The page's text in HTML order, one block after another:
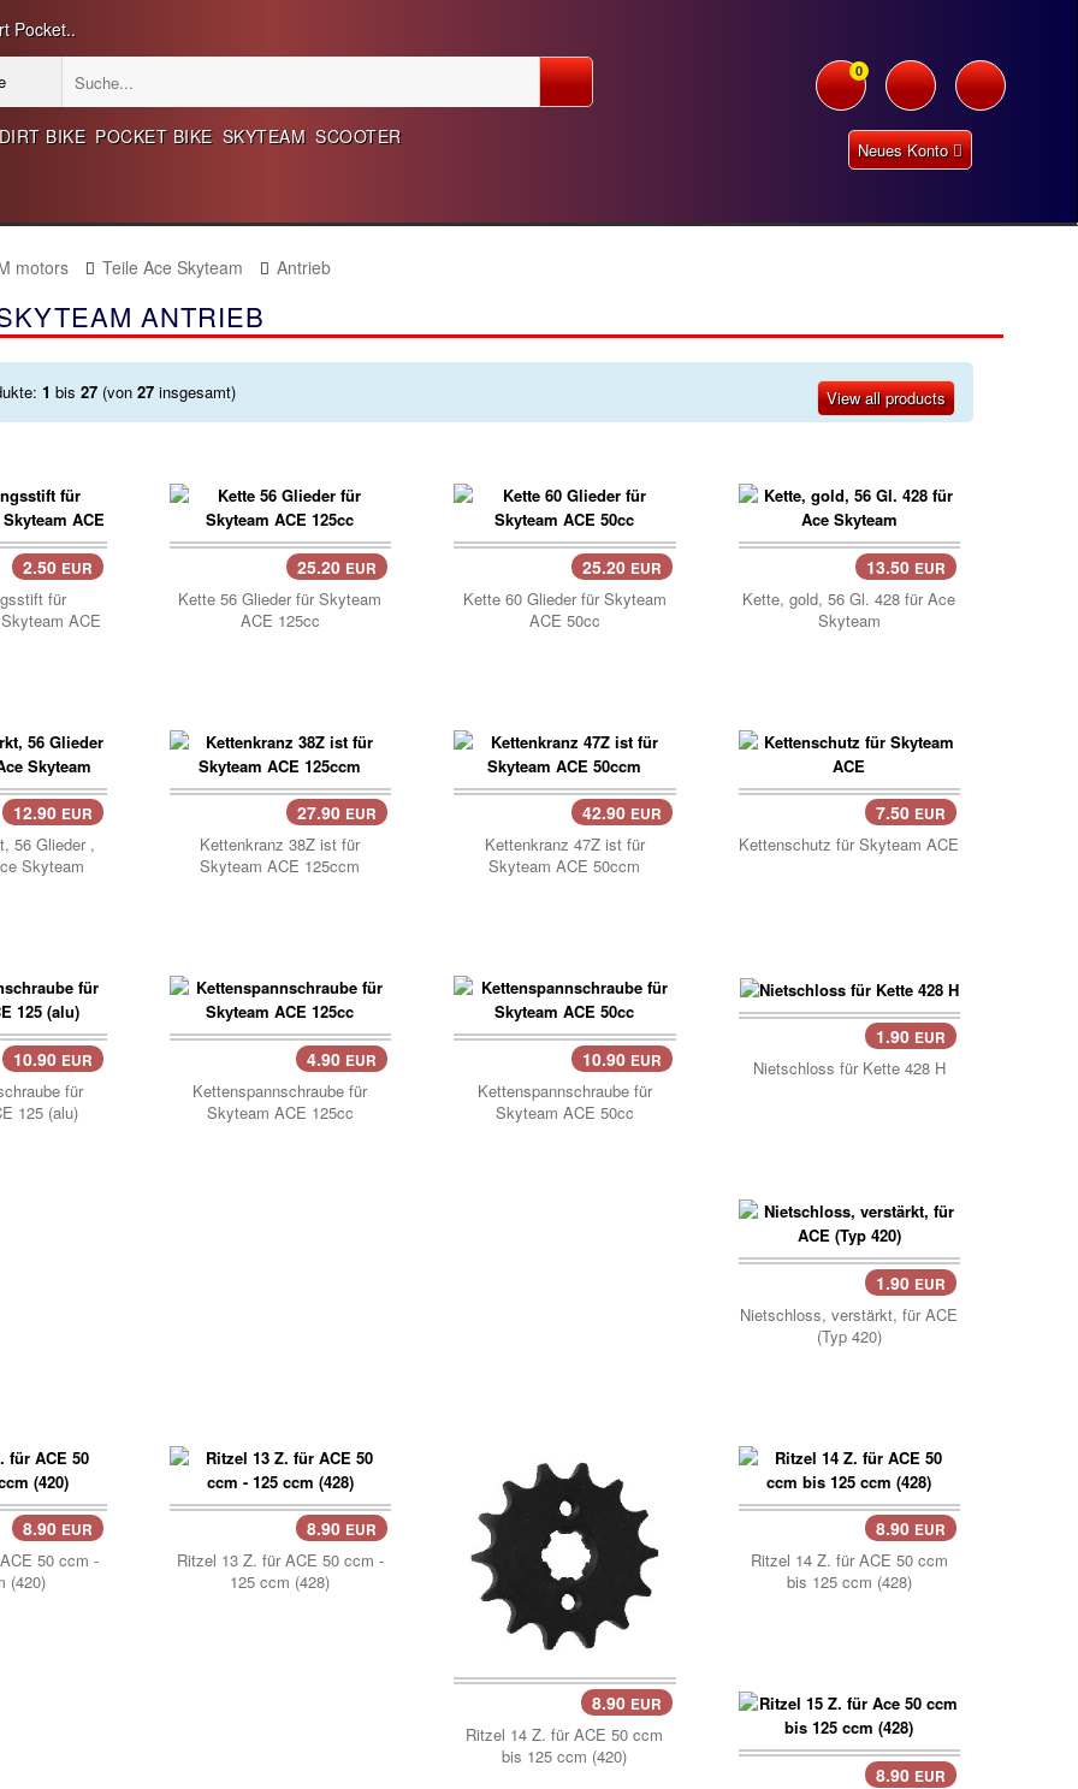
Pocket..
0
Neues Konto
DIRT BIKE POCKET BIKE SKYTEAM SCOOTER
motors Teile Ace Skyteam Antrieb
ANTRIEB
1 bis 27 (von 27 insgesamt) View all products
2.50 EUR
für
ACE
25.20 EUR
Kette 56 Glieder für Skyteam
ACE 125cc
25.20 EUR
Kette 60 Glieder für Skyteam
ACE 50cc
13.50 EUR
Kette, gold, 56 Gl. 428 für Ace
Skyteam
12.90 EUR
56 Glieder ,
Skyteam
27.90 EUR
Kettenkranz 38Z ist für
Skyteam ACE 125ccm
42.90 EUR
Kettenkranz 47Z ist für
Skyteam ACE 50ccm
7.50 EUR
Kettenschutz für Skyteam ACE
10.90 EUR
für
125 (alu)
4.90 EUR
Kettenspannschraube für
Skyteam ACE 125cc
10.90 EUR
Kettenspannschraube für
Skyteam ACE 50cc
1.90 EUR
Nietschloss für Kette 428 H
1.90 EUR
Nietschloss, verstärkt, für ACE
(Typ 420)
8.90 EUR
50 ccm -
(420)
8.90 EUR
Ritzel 13 Z. für ACE 50 ccm -
125 ccm (428)
8.90 EUR
Ritzel 14 Z. für ACE 50 ccm
bis 125 ccm (420)
8.90 EUR
Ritzel 14 Z. für ACE 50 ccm
bis 125 ccm (428)
8.90 EUR